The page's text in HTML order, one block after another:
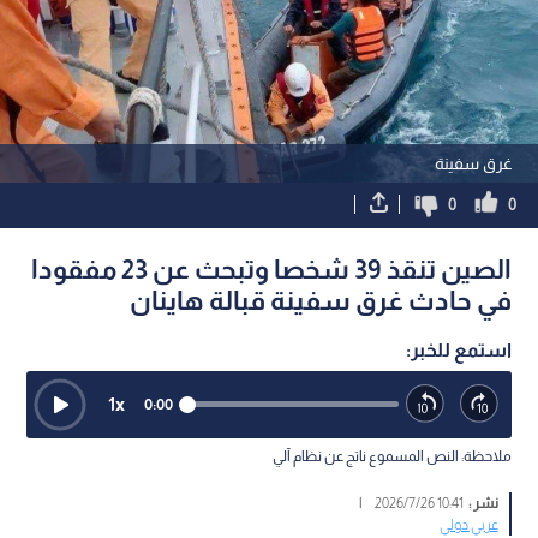
غرق سفينة
0
0
الصين تنقذ 39 شخصا وتبحث عن 23 مفقودا
في حادث غرق سفينة قبالة هاينان
استمع للخبر:
0:00
1x
ملاحظة: النص المسموع ناتج عن نظام آلي
نشر : 10:41 2026/7/26
|
عربي دولي